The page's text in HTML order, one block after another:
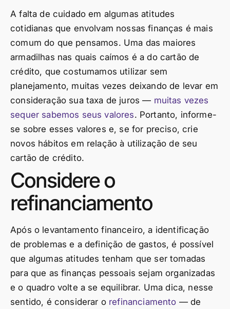
A falta de cuidado em algumas atitudes
cotidianas que envolvam nossas finanças é mais
comum do que pensamos. Uma das maiores
armadilhas nas quais caímos é a do cartão de
crédito, que costumamos utilizar sem
planejamento, muitas vezes deixando de levar em
consideração sua taxa de juros — muitas vezes
sequer sabemos seus valores. Portanto, informe-
se sobre esses valores e, se for preciso, crie
novos hábitos em relação à utilização de seu
cartão de crédito.
Considere o
refinanciamento
Após o levantamento financeiro, a identificação
de problemas e a definição de gastos, é possível
que algumas atitudes tenham que ser tomadas
para que as finanças pessoais sejam organizadas
e o quadro volte a se equilibrar. Uma dica, nesse
sentido, é considerar o refinanciamento — de